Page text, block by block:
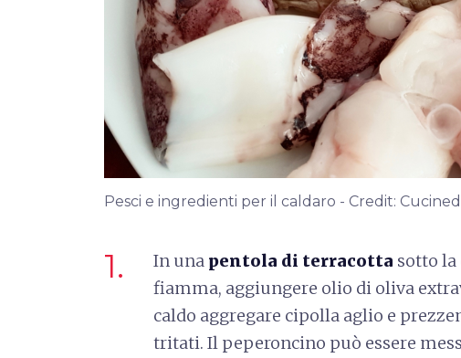
Pesci e ingredienti per il caldaro - Credit:
1. In una pentola di terracotta sotto la
fiamma, aggiungere olio di oliva
caldo aggregare cipolla aglio e
tritati. Il peperoncino può essere